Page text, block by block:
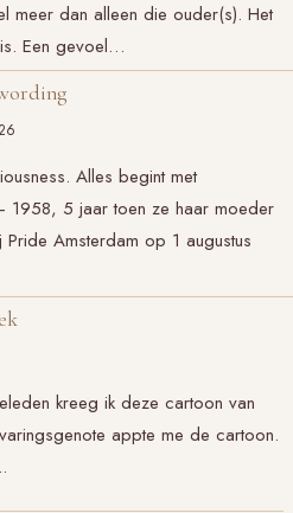
meer dan alleen die ouder(s). Het
Een gevoel…
Alles begint met
1958, 5 jaar toen ze haar moeder
Amsterdam op 1 augustus
kreeg ik deze cartoon van
appte me de cartoon.